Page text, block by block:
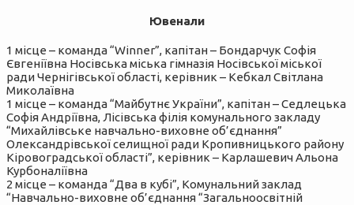
Ювенали
1 місце – команда “Winner”, капітан – Бондарчук Софія
Євгеніївна Носівська міська гімназія Носівської міської
ради Чернігівської області, керівник – Кебкал Світлана
Миколаївна
1 місце – команда “Майбутнє України”, капітан – Седлецька
Софія Андріївна, Лісівська філія комунального закладу
“Михайлівське навчально-виховне об’єднання”
Олександрівської селищної ради Кропивницького району
Кіровоградської області”, керівник – Карлашевич Альона
Курбоналіївна
2 місце – команда “Два в кубі”, Комунальний заклад
“Навчально-виховне об’єднання “Загальноосвітній